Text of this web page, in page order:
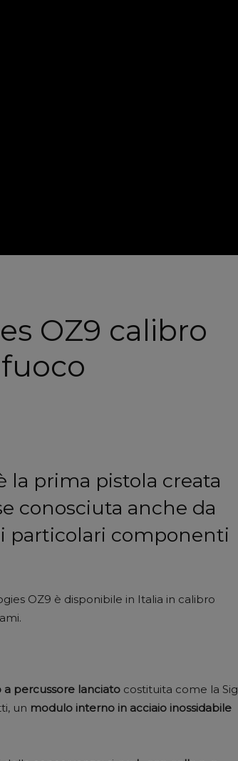
OZ9 calibro
fuoco
la prima pistola creata
conosciuta anche da
particolari componenti
OZ9 è disponibile in Italia in calibro
a percussore lanciato costituita come la Sig
un modulo interno in acciaio inossidabile